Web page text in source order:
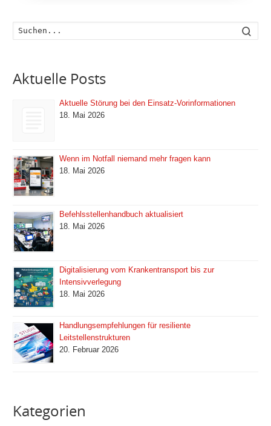
Aktuelle Posts
Aktuelle Störung bei den Einsatz-Vorinformationen
18. Mai 2026
Wenn im Notfall niemand mehr fragen kann
18. Mai 2026
Befehlsstellenhandbuch aktualisiert
18. Mai 2026
Digitalisierung vom Krankentransport bis zur
Intensivverlegung
18. Mai 2026
Handlungsempfehlungen für resiliente
Leitstellenstrukturen
20. Februar 2026
Kategorien